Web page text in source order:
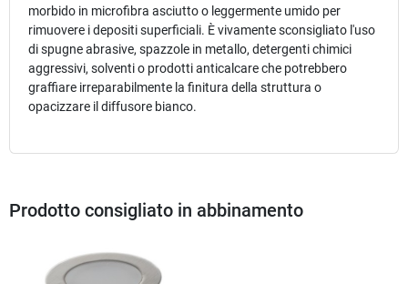
morbido in microfibra asciutto o leggermente umido per
rimuovere i depositi superficiali. È vivamente sconsigliato l'uso
di spugne abrasive, spazzole in metallo, detergenti chimici
aggressivi, solventi o prodotti anticalcare che potrebbero
graffiare irreparabilmente la finitura della struttura o
opacizzare il diffusore bianco.
Prodotto consigliato in abbinamento